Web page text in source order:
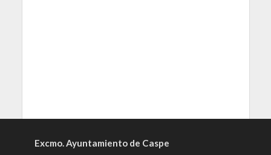
Excmo. Ayuntamiento de Caspe